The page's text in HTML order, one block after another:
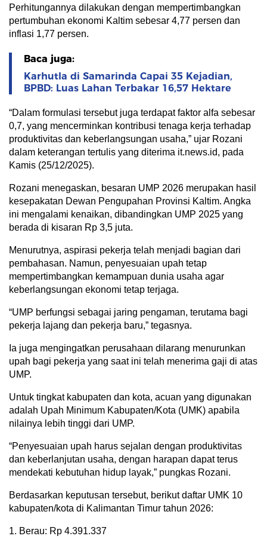
Perhitungannya dilakukan dengan mempertimbangkan
pertumbuhan ekonomi Kaltim sebesar 4,77 persen dan
inflasi 1,77 persen.
Baca juga:
Karhutla di Samarinda Capai 35 Kejadian,
BPBD: Luas Lahan Terbakar 16,57 Hektare
“Dalam formulasi tersebut juga terdapat faktor alfa sebesar
0,7, yang mencerminkan kontribusi tenaga kerja terhadap
produktivitas dan keberlangsungan usaha,” ujar Rozani
dalam keterangan tertulis yang diterima it.news.id, pada
Kamis (25/12/2025).
Rozani menegaskan, besaran UMP 2026 merupakan hasil
kesepakatan Dewan Pengupahan Provinsi Kaltim. Angka
ini mengalami kenaikan, dibandingkan UMP 2025 yang
berada di kisaran Rp 3,5 juta.
Menurutnya, aspirasi pekerja telah menjadi bagian dari
pembahasan. Namun, penyesuaian upah tetap
mempertimbangkan kemampuan dunia usaha agar
keberlangsungan ekonomi tetap terjaga.
“UMP berfungsi sebagai jaring pengaman, terutama bagi
pekerja lajang dan pekerja baru,” tegasnya.
Ia juga mengingatkan perusahaan dilarang menurunkan
upah bagi pekerja yang saat ini telah menerima gaji di atas
UMP.
Untuk tingkat kabupaten dan kota, acuan yang digunakan
adalah Upah Minimum Kabupaten/Kota (UMK) apabila
nilainya lebih tinggi dari UMP.
“Penyesuaian upah harus sejalan dengan produktivitas
dan keberlanjutan usaha, dengan harapan dapat terus
mendekati kebutuhan hidup layak,” pungkas Rozani.
Berdasarkan keputusan tersebut, berikut daftar UMK 10
kabupaten/kota di Kalimantan Timur tahun 2026:
1. Berau: Rp 4.391.337